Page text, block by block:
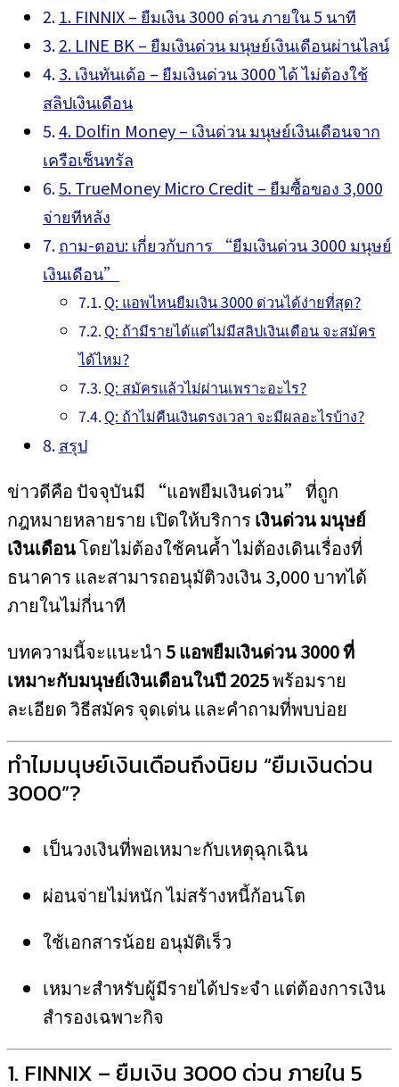
1. FINNIX – ยืมเงิน 3000 ด่วน ภายใน 5 นาที
2. LINE BK – ยืมเงินด่วน มนุษย์เงินเดือนผ่านไลน์
3. เงินทันเด้อ – ยืมเงินด่วน 3000 ได้ ไม่ต้องใช้
สลิปเงินเดือน
4. Dolfin Money – เงินด่วน มนุษย์เงินเดือนจาก
เครือเซ็นทรัล
5. TrueMoney Micro Credit – ยืมซื้อของ 3,000
จ่ายทีหลัง
ถาม-ตอบ: เกี่ยวกับการ “ยืมเงินด่วน 3000 มนุษย์
เงินเดือน”
Q: แอพไหนยืมเงิน 3000 ด่วนได้ง่ายที่สุด?
Q: ถ้ามีรายได้แต่ไม่มีสลิปเงินเดือน จะสมัคร
ได้ไหม?
Q: สมัครแล้วไม่ผ่านเพราะอะไร?
Q: ถ้าไม่คืนเงินตรงเวลา จะมีผลอะไรบ้าง?
สรุป
ข่าวดีคือ ปัจจุบันมี “แอพยืมเงินด่วน” ที่ถูก
กฎหมายหลายราย เปิดให้บริการ เงินด่วน มนุษย์
เงินเดือนโดยไม่ต้องใช้คนค้ำ ไม่ต้องเดินเรื่องที่
ธนาคาร และสามารถอนุมัติวงเงิน 3,000 บาทได้
ภายในไม่กี่นาที
บทความนี้จะแนะนำ5 แอพยืมเงินด่วน 3000 ที่
เหมาะกับมนุษย์เงินเดือนในปี 2025พร้อมราย
ละเอียด วิธีสมัคร จุดเด่น และคำถามที่พบบ่อย
ทำไมมนุษย์เงินเดือนถึงนิยม “ยืมเงินด่วน
3000”?
เป็นวงเงินที่พอเหมาะกับเหตุฉุกเฉิน
ผ่อนจ่ายไม่หนัก ไม่สร้างหนี้ก้อนโต
ใช้เอกสารน้อย อนุมัติเร็ว
เหมาะสำหรับผู้มีรายได้ประจำ แต่ต้องการเงิน
สำรองเฉพาะกิจ
1. FINNIX – ยืมเงิน 3000 ด่วน ภายใน 5